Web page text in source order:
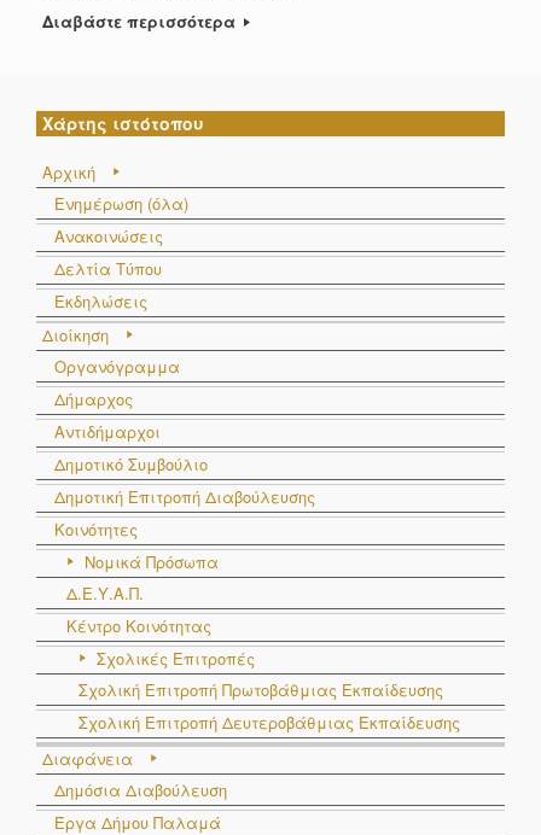
Διαβάστε περισσότερα
Χάρτης ιστότοπου
Αρχική
Ενημέρωση (όλα)
Ανακοινώσεις
Δελτία Τύπου
Εκδηλώσεις
Διοίκηση
Οργανόγραμμα
Δήμαρχος
Αντιδήμαρχοι
Δημοτικό Συμβούλιο
Δημοτική Επιτροπή Διαβούλευσης
Κοινότητες
Νομικά Πρόσωπα
Δ.Ε.Υ.Α.Π.
Κέντρο Κοινότητας
Σχολικές Επιτροπές
Σχολική Επιτροπή Πρωτοβάθμιας Εκπαίδευσης
Σχολική Επιτροπή Δευτεροβάθμιας Εκπαίδευσης
Διαφάνεια
Δημόσια Διαβούλευση
Έργα Δήμου Παλαμά